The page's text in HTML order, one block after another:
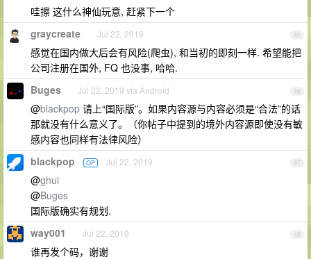
哇擦 这什么神仙玩意, 赶紧下一个
45
graycreate Jul 22, 2019
感觉在国内做大后会有风险(爬虫), 和当初的即刻一样. 希望能把
公司注册在国外, FQ 也没事, 哈哈.
46
Buges Jul 22, 2019 via Android
@blackpop 请上“国际版”。如果内容源与内容必须是“合法”的话
那就没有什么意义了。（你帖子中提到的境外内容源即使没有敏
感内容也同样有法律风险）
47
blackpop OP Jul 22, 2019
@ghui
@Buges
国际版确实有规划.
48
way001 Jul 22, 2019
谁再发个码，谢谢